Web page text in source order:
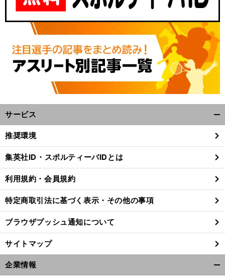
サービス
閉
る
推奨環境
集英社ID・スポルティーバIDとは
利用規約・会員規約
特定商取引法に基づく表示・その他の事項
ブラウザプッシュ通知について
サイトマップ
企業情報